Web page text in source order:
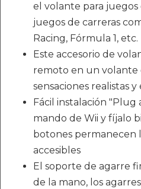
el volante para juegos
juegos de carreras
Racing, Fórmula 1, etc.
Este accesorio de
remoto en un volante
sensaciones realistas
Fácil instalación "Plug
mando de Wii y fíjalo
botones permanecen
accesibles
El soporte de agarre
de la mano, los